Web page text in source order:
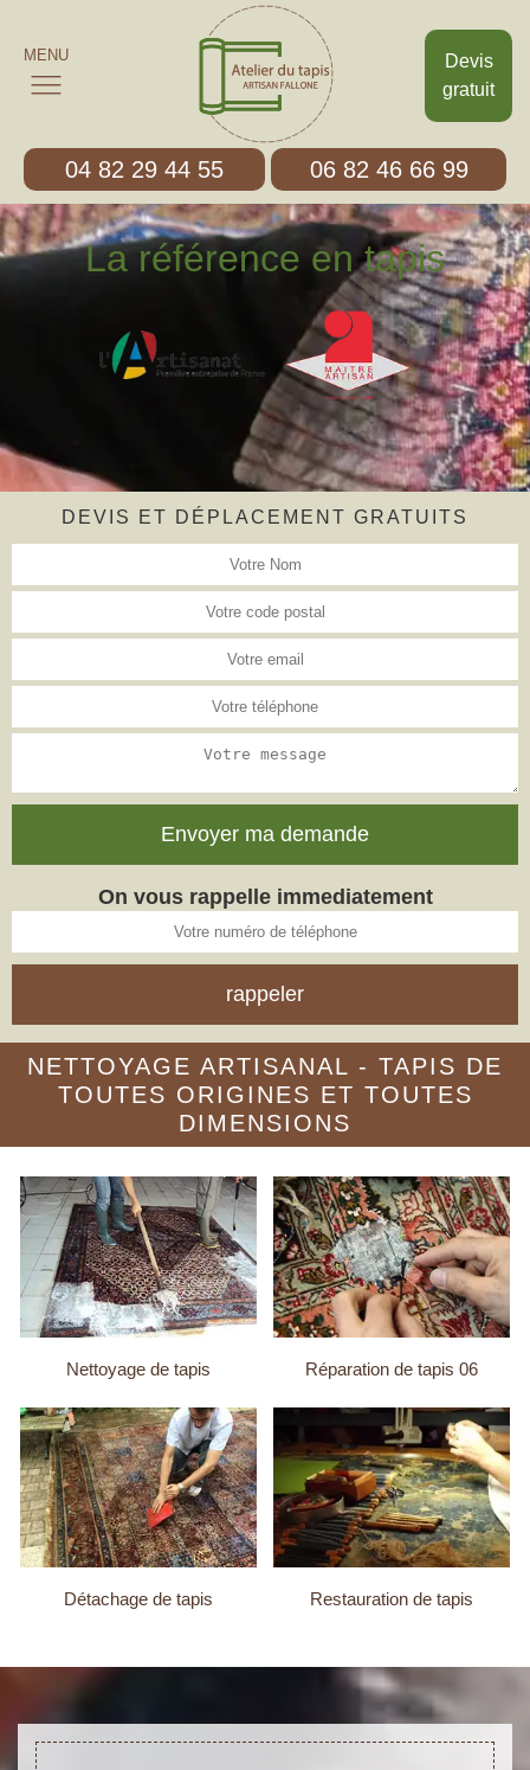
Devis
gratuit
MENU
04 82 29 44 55 06 82 46 66 99
La référence en tapis
DEVIS ET DÉPLACEMENT GRATUITS
On vous rappelle immediatement
NETTOYAGE ARTISANAL - TAPIS DE
TOUTES ORIGINES ET TOUTES
DIMENSIONS
Nettoyage de tapis Réparation de tapis 06
Détachage de tapis Restauration de tapis